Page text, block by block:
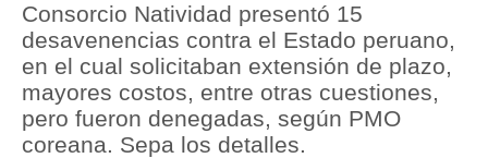
Política
Finanzas Personales
Consorcio Natividad presentó 15
desavenencias contra el Estado peruano,
en el cual solicitaban extensión de plazo,
mayores costos, entre otras cuestiones,
pero fueron denegadas, según PMO
coreana. Sepa los detalles.